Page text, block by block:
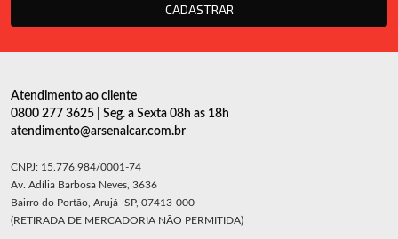
CADASTRAR
Atendimento ao cliente
0800 277 3625 | Seg. a Sexta 08h as 18h
atendimento@arsenalcar.com.br
CNPJ: 15.776.984/0001-74
Av. Adília Barbosa Neves, 3636
Bairro do Portão, Arujá -SP, 07413-000
(RETIRADA DE MERCADORIA NÃO PERMITIDA)